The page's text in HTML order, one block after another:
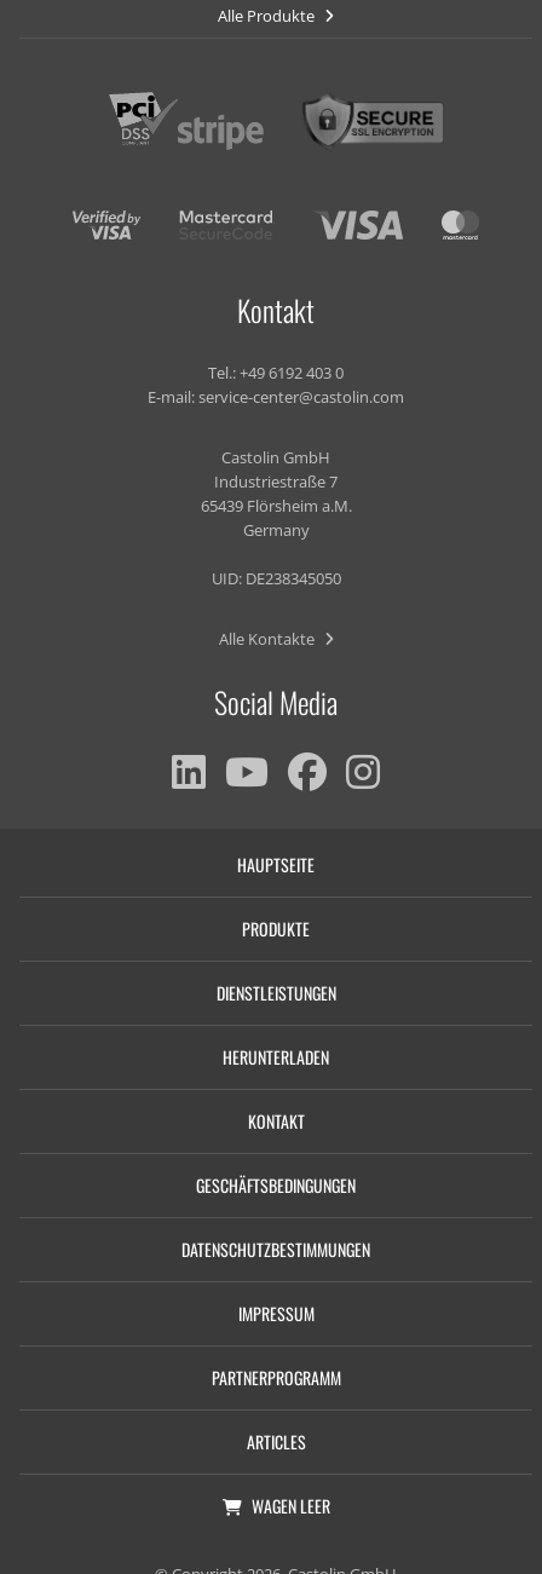
Alle Produkte
Kontakt
Tel.:+49 6192 403 0
E-mail:service-center@castolin.com
Castolin GmbH
Industriestraße 7
65439 Flörsheim a.M.
Germany
UID: DE238345050
Alle Kontakte
Social Media
HAUPTSEITE
PRODUKTE
DIENSTLEISTUNGEN
HERUNTERLADEN
KONTAKT
GESCHÄFTSBEDINGUNGEN
DATENSCHUTZBESTIMMUNGEN
IMPRESSUM
PARTNERPROGRAMM
ARTICLES
WAGENLEER